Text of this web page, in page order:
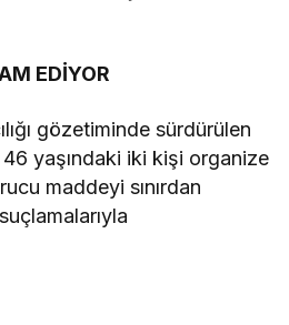
EDİYOR
gözetiminde sürdürülen
yaşındaki iki kişi organize
maddeyi sınırdan